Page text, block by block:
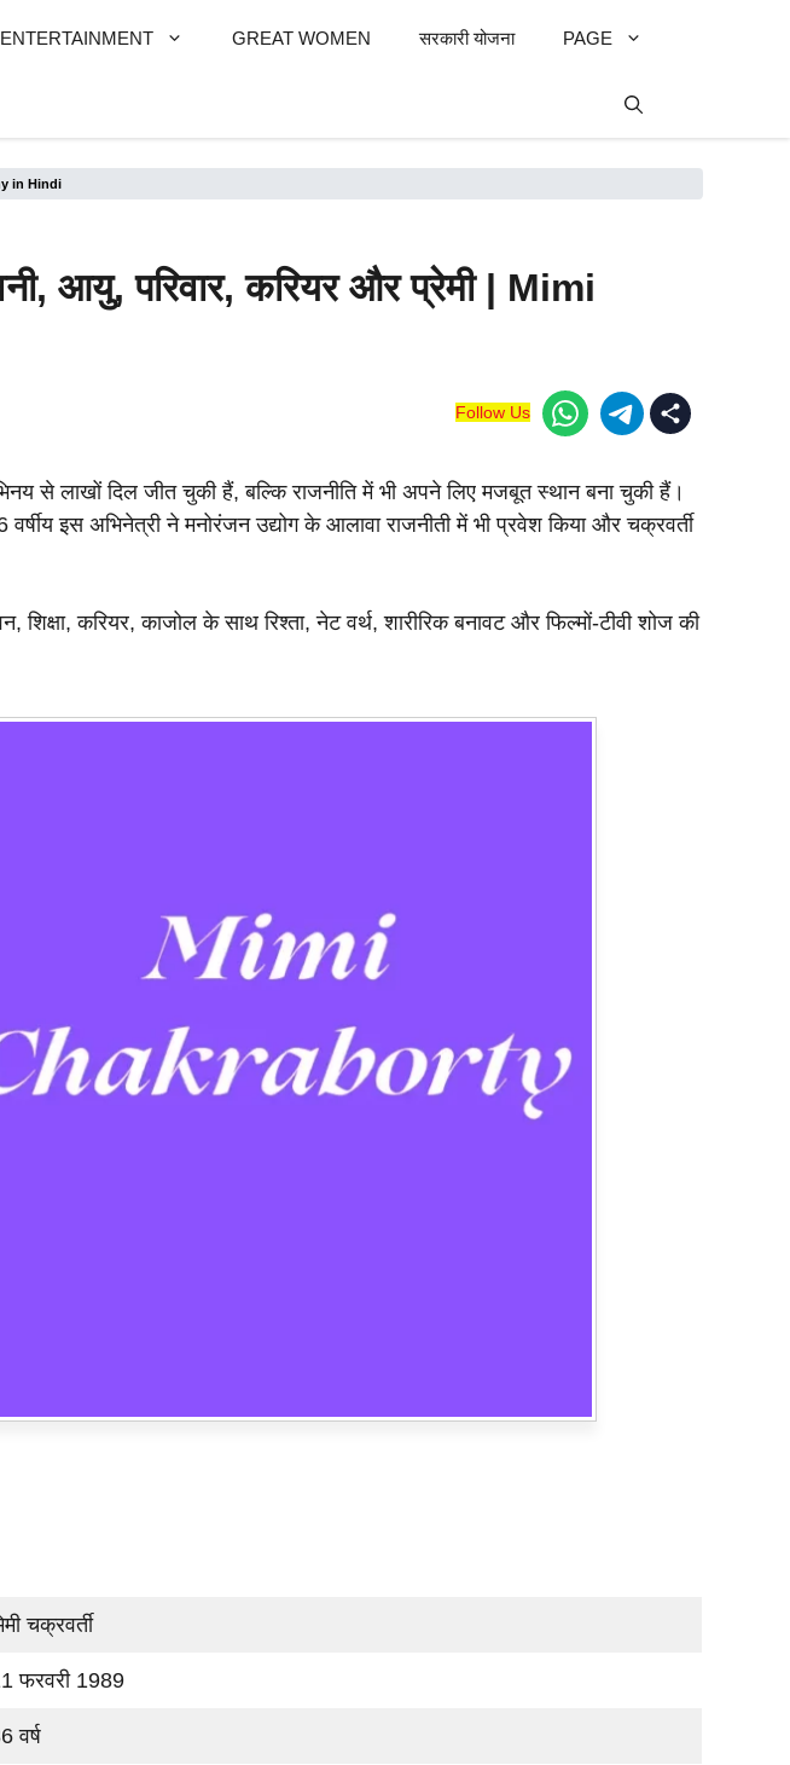
ENTERTAINMENT GREAT WOMEN सरकारी योजना PAGE
in Hindi
आयु, परिवार, करियर और प्रेमी | Mimi
Follow Us
से लाखों दिल जीत चुकी हैं, बल्कि राजनीति में भी अपने लिए मजबूत स्थान बना चुकी हैं।
इस अभिनेत्री ने मनोरंजन उद्योग के आलावा राजनीती में भी प्रवेश किया और चक्रवर्ती
करियर, काजोल के साथ रिश्ता, नेट वर्थ, शारीरिक बनावट और फिल्मों-टीवी शोज की
चक्रवर्ती
फरवरी 1989
वर्ष